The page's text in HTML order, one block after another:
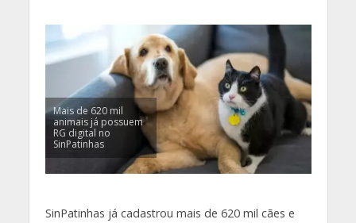
Mais de 620 mil
animais já possuem
RG digital no
SinPatinhas
SinPatinhas já cadastrou mais de 620 mil cães e